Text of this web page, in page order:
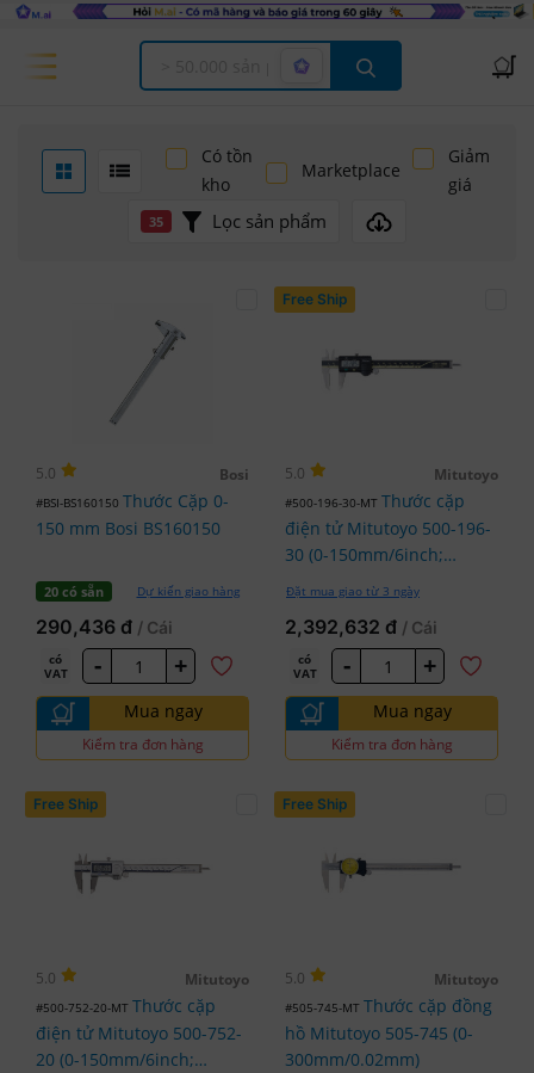
Offcanvas Menu Open
Có tồn
kho
Marketplace
Giảm
giá
35 Lọc sản phẩm
5.0 Bosi
#BSI-BS160150 Thước Cặp 0-
150 mm Bosi BS160150
20 có sẵn Dự kiến giao hàng
290,436 đ / Cái
có
VAT
- +
Mua ngay
Kiểm tra đơn hàng
Free Ship
5.0 Mitutoyo
#500-196-30-MT Thước cặp
điện tử Mitutoyo 500-196-
30 (0-150mm/6inch;
x0.01mm)
Đặt mua giao từ 3 ngày
2,392,632 đ / Cái
có
VAT
- +
Mua ngay
Kiểm tra đơn hàng
Free Ship
5.0 Mitutoyo
#500-752-20-MT Thước cặp
điện tử Mitutoyo 500-752-
20 (0-150mm/6inch;
Free Ship
5.0 Mitutoyo
#505-745-MT Thước cặp đồng
hồ Mitutoyo 505-745 (0-
300mm/0.02mm)